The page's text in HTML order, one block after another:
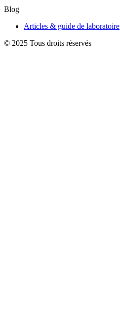
Blog
Articles & guide de laboratoire
© 2025 Tous droits réservés